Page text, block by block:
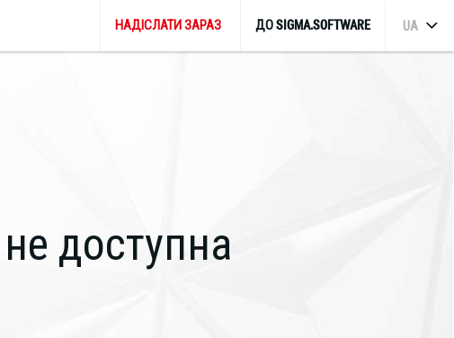
UA
НАДІСЛАТИ ЗАРАЗ ДО SIGMA.SOFTWARE
доступна